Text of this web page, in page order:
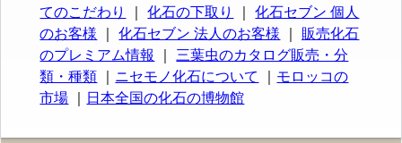
てのこだわり
｜化石の下取り ｜化石セブン 個人
のお客様 ｜化石セブン 法人のお客様
販売化石
のプレミアム情報
三葉虫のカタログ販売・分
類・種類
ニセモノ化石について
モロッコの
市場
日本全国の化石の博物館